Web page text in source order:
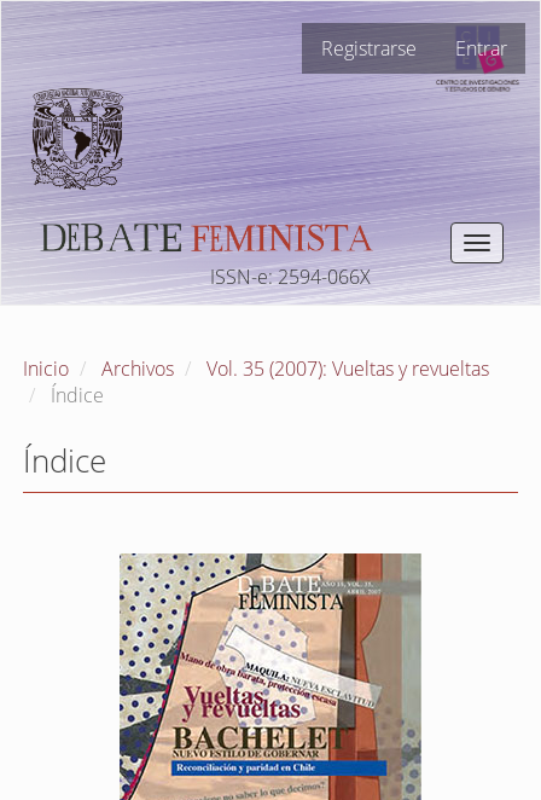
Navegación
principal
Contenido
principal
Barra
lateral
Registrarse Entrar
Toggle
ISSN-e: 2594-066X
Inicio Archivos
Vol. 35 (2007): Vueltas y revueltas
Índice
Índice